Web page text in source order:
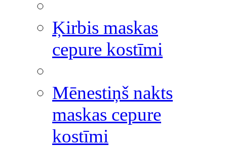
Ķirbis maskas
cepure kostīmi
Mēnestiņš nakts
maskas cepure
kostīmi